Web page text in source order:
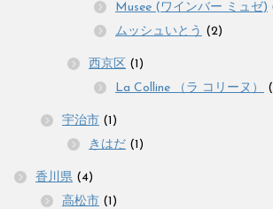
Musee (ワインバー ミュゼ)
ムッシュいとう (2)
西京区 (1)
La Colline （ラ コリーヌ）
宇治市 (1)
きはだ (1)
香川県 (4)
高松市 (1)